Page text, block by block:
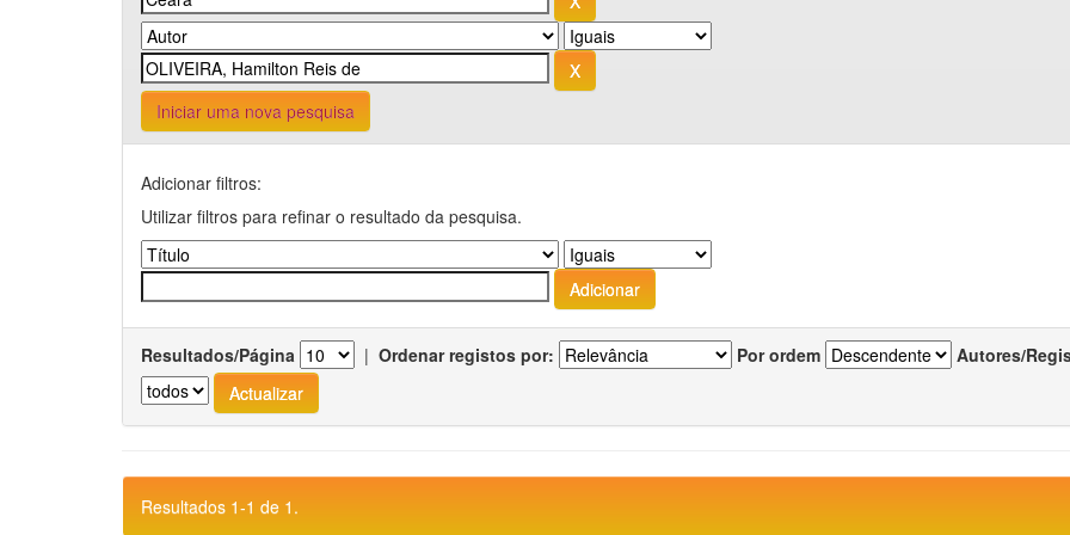
Iniciar uma nova pesquisa
Adicionar filtros:
Utilizar filtros para refinar o resultado da pesquisa.
Resultados/Página | Ordenar registos por: Por ordem Autores/
Resultados 1-1 de 1.